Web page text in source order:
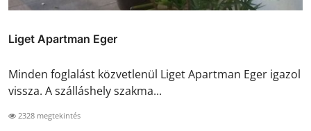
Liget Apartman Eger
Minden foglalást közvetlenül Liget Apartman Eger igazol
vissza. A szálláshely szakma...
2328 megtekintés